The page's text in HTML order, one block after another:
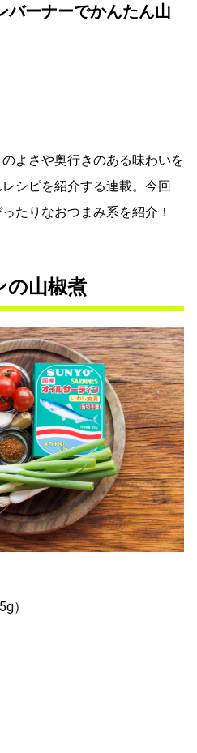
バーナーでかんたん山
よさや奥行きのある味わいを
シピを紹介する連載。今回
たりなおつまみ系を紹介！
の山椒煮
）